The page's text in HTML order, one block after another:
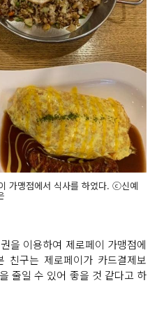
가맹점에서 식사를 하였다. ⓒ신예
을 이용하여 제로페이 가맹점에
친구는 제로페이가 카드결제보
줄일 수 있어 좋을 것 같다고 하